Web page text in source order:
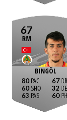
67
RM
BINGÖL
80
60
63
67
32
60